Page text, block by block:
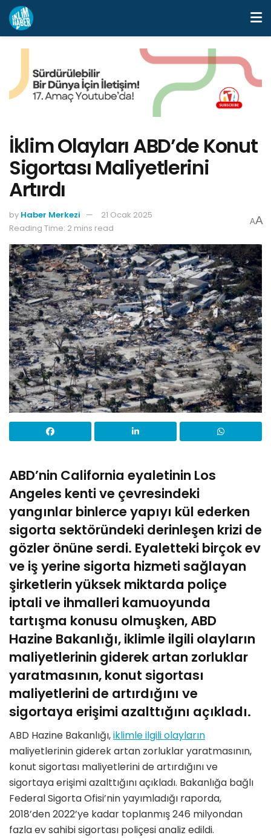
İklim Olayları ABD’de Konut
Sigortası Maliyetlerini
Artırdı
by Haber Merkezi
21 Ocak 2025
Reading Time: 2 mins read
AA
ABD’nin California eyaletinin Los
Angeles kenti ve çevresindeki
yangınlar binlerce yapıyı kül ederken
sigorta sektöründeki derinleşen krizi de
gözler önüne serdi. Eyaletteki birçok ev
ve iş yerine sigorta hizmeti sağlayan
şirketlerin yüksek miktarda poliçe
iptali ve ihmalleri kamuoyunda
tartışma konusu olmuşken, ABD
Hazine Bakanlığı, iklimle ilgili olayların
maliyetlerinin giderek artan zorluklar
yaratmasının, konut sigortası
maliyetlerini de artırdığını ve
sigortaya erişimi azalttığını açıkladı.
ABD Hazine Bakanlığı,iklimle ilgili olayların
maliyetlerinin giderek artan zorluklar yaratmasının,
konut sigortası maliyetlerini de artırdığını ve
sigortaya erişimi azalttığını açıkladı. Bakanlığa bağlı
Federal Sigorta Ofisi’nin yayımladığı raporda,
2018’den 2022’ye kadar toplanmış 246 milyondan
fazla ev sahibi sigortası poliçesi analiz edildi.